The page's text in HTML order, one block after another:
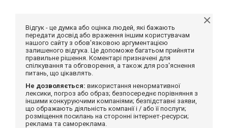
Відгук - це думка або оцінка людей, які бажають
передати досвід або враження іншим користувачам
нашого сайту з обов'язковою аргументацією
залишеного відгука. Це допоможе багатьом прийняти
правильне рішення. Коментарі призначені для
спілкування та обговорення, а також для роз'яснення
питань, що цікавлять.
Не дозволяється: використання ненормативної
лексики, погроз або образ; безпосереднє порівняння з
іншими конкуруючими компаніями; безпідставні заяви,
що ображають діяльність компанії і / або її послуги;
розміщення посилань на сторонні інтернет-ресурси;
реклама та самореклама.